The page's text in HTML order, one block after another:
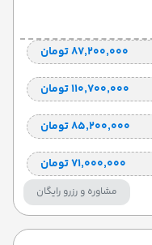
۸۷٬۲۰۰٬۰۰۰ تومان
۱۱۰٬۷۰۰٬۰۰۰ تومان
۸۵٬۲۰۰٬۰۰۰ تومان
۷۱٬۰۰۰٬۰۰۰ تومان
مشاوره و رزرو رایگان